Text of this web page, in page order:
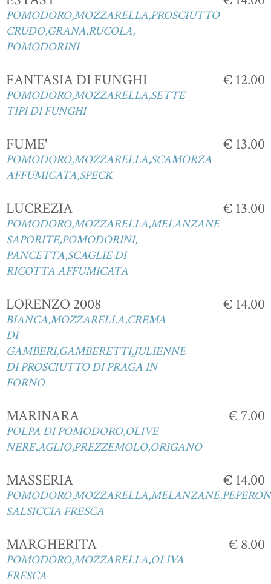
POMODORO,MOZZARELLA,PROSCIUTTO
CRUDO,GRANA,RUCOLA,
POMODORINI
FANTASIA DI FUNGHI
POMODORO,MOZZARELLA,SETTE
TIPI DI FUNGHI
€ 12.00
FUME'
POMODORO,MOZZARELLA,SCAMORZA
AFFUMICATA,SPECK
€ 13.00
LUCREZIA
POMODORO,MOZZARELLA,MELANZANE
SAPORITE,POMODORINI,
PANCETTA,SCAGLIE DI
RICOTTA AFFUMICATA
€ 13.00
LORENZO 2008
BIANCA,MOZZARELLA,CREMA
DI
GAMBERI,GAMBERETTI,JULIENNE
DI PROSCIUTTO DI PRAGA IN
FORNO
€ 14.00
MARINARA
POLPA DI POMODORO,OLIVE
NERE,AGLIO,PREZZEMOLO,ORIGANO
€ 7.00
MASSERIA
SALSICCIA FRESCA
€ 14.00
MARGHERITA
POMODORO,MOZZARELLA,OLIVA
FRESCA
€ 8.00